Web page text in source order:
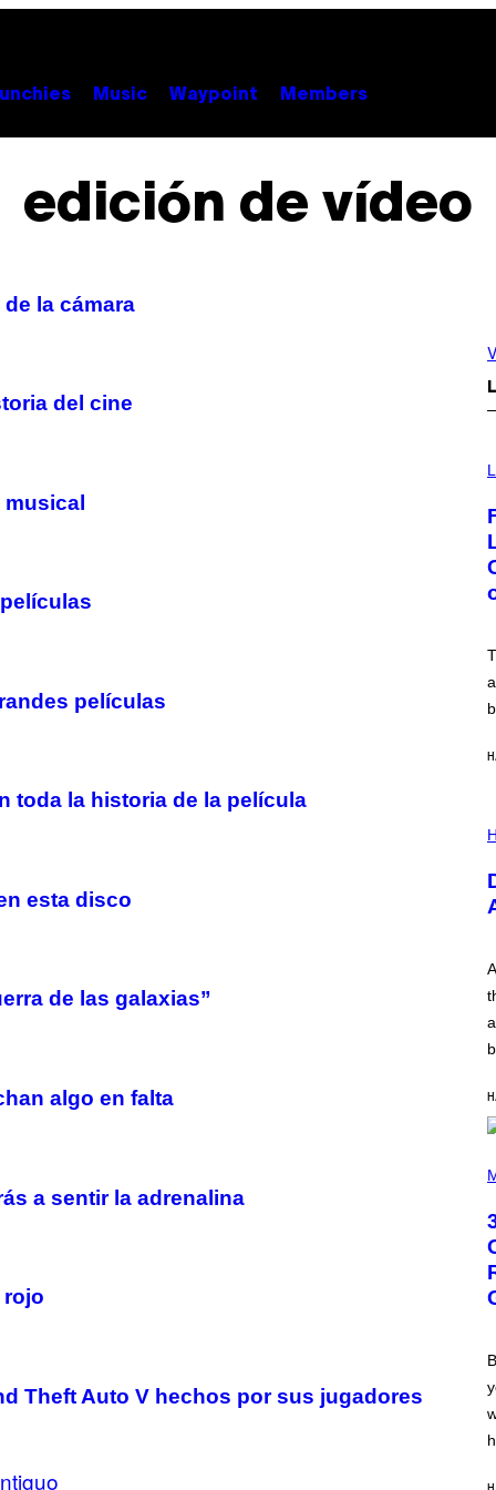
Music Waypoint Members
edición de vídeo
la cámara
del cine
musical
películas
toda la historia de la película
esta disco
de las galaxias”
algo en falta
a sentir la adrenalina
rojo
Theft Auto V hechos por sus jugadores
M
E
:
N
I
K
V
L
S
T
R
I
N
Y
R
S
A
.
H
O
B
Y
G
R
E
R
B
J
O